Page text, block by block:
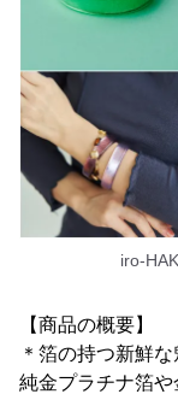
iro-
【商品の概要】
＊箔の持つ新鮮
純金プラチナ箔